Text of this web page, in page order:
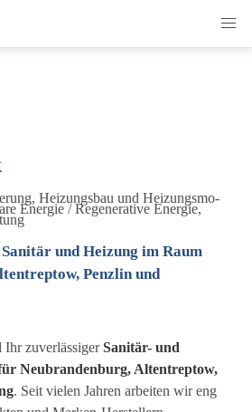
Heizungs­bau und Hei­zungs­mo­
Ener­gie / Rege­nera­tive Ener­gie,
und Heizung im Raum
Penzlin und
zuverlässigerSanitär- und
Neubrandenburg, Altentreptow,
. Seit vielen Jahren arbeiten wir eng